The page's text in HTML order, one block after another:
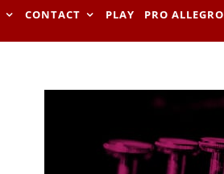
CONTACT PLAY PRO ALLEGRO